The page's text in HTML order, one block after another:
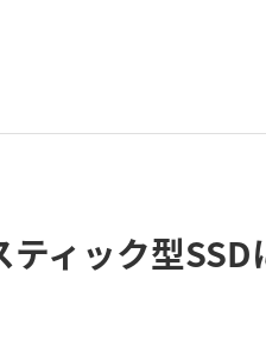
ィック型